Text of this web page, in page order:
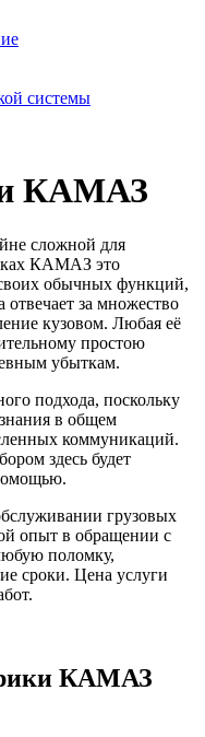
системы
КАМАЗ
сложной для
КАМАЗ это
обычных функций,
за множество
кузовом. Любая её
простою
убыткам.
подхода, поскольку
в общем
коммуникаций.
здесь будет
грузовых
опыт в обращении с
поломку,
сроки. Цена услуги
КАМАЗ